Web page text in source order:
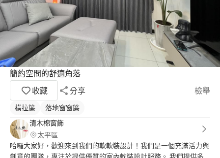
簡約空間的舒適角落
收藏
分享 檢舉
橫拉簾
落地窗窗簾
清木棉窗飾
太平區
哈囉大家好，歡迎來到我們的軟軟裝設計！我們是一個充滿活力與
創意的團隊，專注於提供優質的室內軟裝設計服務。 我們提供多